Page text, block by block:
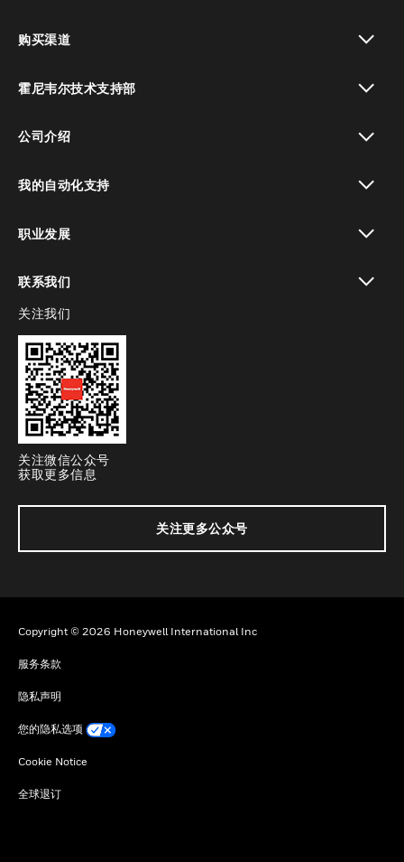
购买渠道
霍尼韦尔技术支持部
公司介绍
我的自动化支持
职业发展
联系我们
toggle view
关注我们
关注微信公众号
获取更多信息
关注更多公众号
Copyright © 2026 Honeywell International Inc
服务条款
隐私声明
您的隐私选项
Cookie Notice
全球退订